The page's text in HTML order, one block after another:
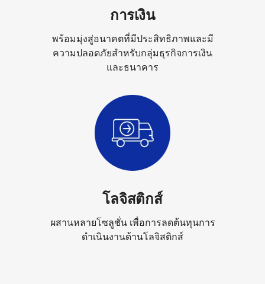
การเงิน
พร้อมมุ่งสู่อนาคตที่มีประสิทธิภาพและมี
ความปลอดภัยสำหรับกลุ่มธุรกิจการเงิน
และธนาคาร
โลจิสติกส์
ผสานหลายโซลูชั่น เพื่อการลดต้นทุนการ
ดำเนินงานด้านโลจิสติกส์